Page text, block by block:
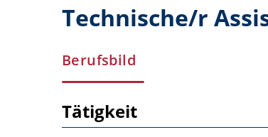
Technische/r
Berufsbild
Tätigkeit